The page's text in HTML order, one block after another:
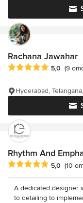
Rachana Jawahar
Genomsnittligt5,0 (9
Hyderabad,
Rhythm And
Genomsnittligt5,0 (10
A dedicated designer
to detailing to